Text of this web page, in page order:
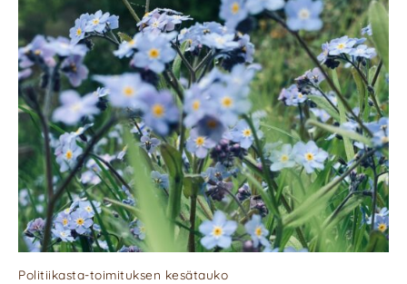
Politiikasta-toimituksen kesätauko